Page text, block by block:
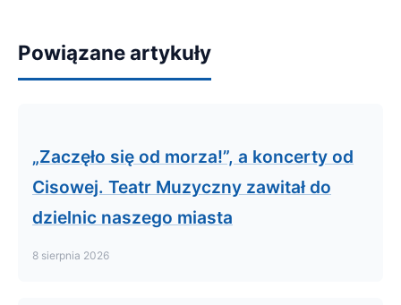
Powiązane artykuły
„Zaczęło się od morza!”, a koncerty od
Cisowej. Teatr Muzyczny zawitał do
dzielnic naszego miasta
8 sierpnia 2026